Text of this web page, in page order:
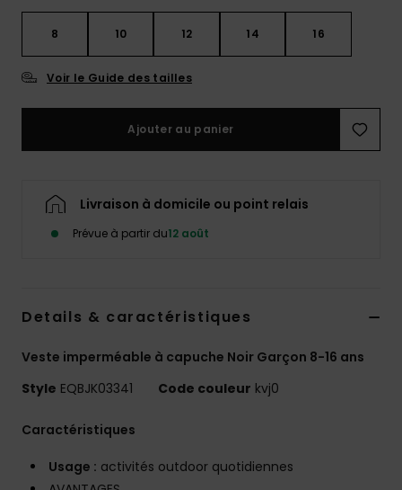
8 10 12 14 16
Voir le Guide des tailles
Ajouter au panier
Livraison à domicile ou point relais
Prévue à partir du12 août
Details & caractéristiques
Veste imperméable à capuche Noir Garçon 8-16 ans
Style EQBJK03341 Code couleur kvj0
Caractéristiques
Usage : activités outdoor quotidiennes